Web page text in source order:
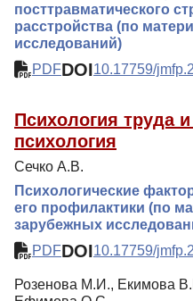
посттравматического
расстройства (по
исследований)
PDFDOI10.17759/
Психология труда
психология
Сечко А.В.
Психологические
его профилактики (по
зарубежных
PDFDOI10.17759/
Розенова М.И., Екимова